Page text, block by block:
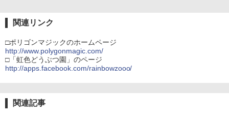
関連リンク
□ポリゴンマジックのホームページ
http://www.polygonmagic.com/
□「虹色どうぶつ園」のページ
http://apps.facebook.com/rainbowzooo/
関連記事